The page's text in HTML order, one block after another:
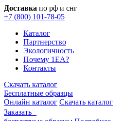
Доставка по рф и снг
+7 (800) 101-78-05
Каталог
Партнерство
Экологичность
Почему 1EA?
Контакты
Скачать каталог
Бесплатные образцы
Онлайн каталог Скачать каталог
Заказать